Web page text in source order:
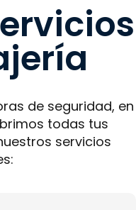
de seguridad, en
todas tus
servicios